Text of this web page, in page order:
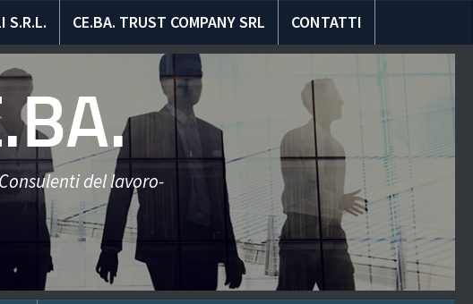
S.R.L. CE.BA. TRUST COMPANY SRL CONTATTI
del lavoro-